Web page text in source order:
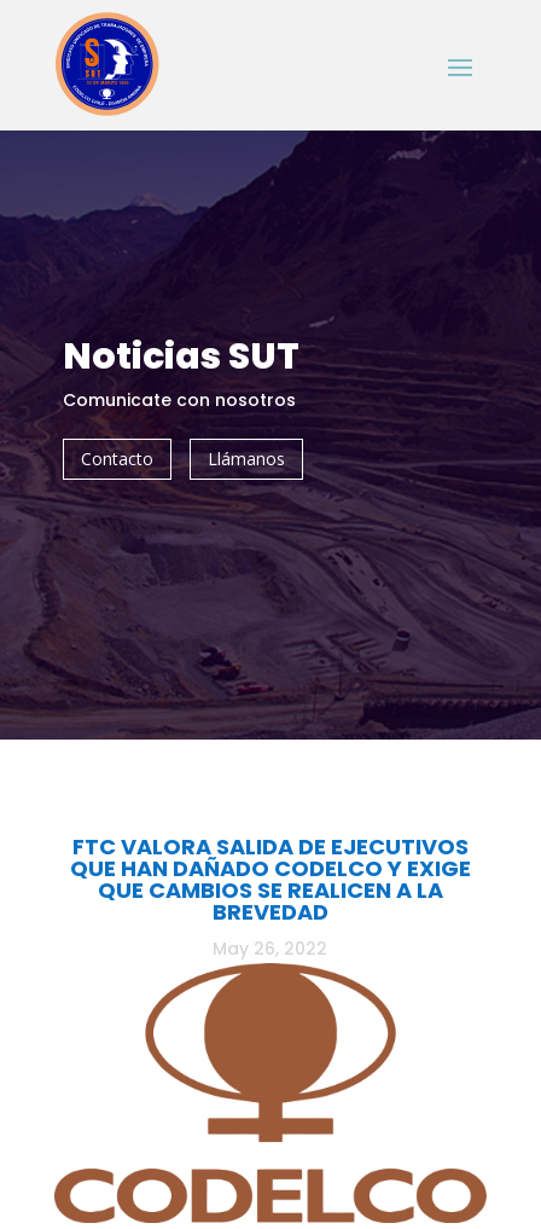
Noticias SUT
Comunicate con nosotros
Contacto Llámanos
FTC VALORA SALIDA DE EJECUTIVOS
QUE HAN DAÑADO CODELCO Y EXIGE
QUE CAMBIOS SE REALICEN A LA
BREVEDAD
May 26, 2022